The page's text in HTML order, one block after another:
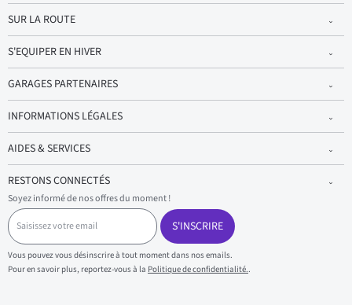
SUR LA ROUTE
S'EQUIPER EN HIVER
GARAGES PARTENAIRES
INFORMATIONS LÉGALES
AIDES & SERVICES
RESTONS CONNECTÉS
Soyez informé de nos offres du moment !
S
a
i
s
i
s
S'INSCRIRE
Vous pouvez vous désinscrire à tout moment dans nos emails.
Pour en savoir plus, reportez-vous à la Politique de confidentialité..